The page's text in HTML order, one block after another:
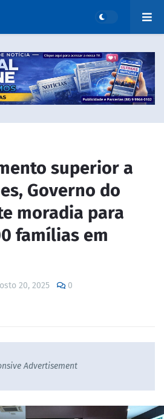
superior a
Governo do
moradia para
famílias em
20, 2025 0
Advertisement